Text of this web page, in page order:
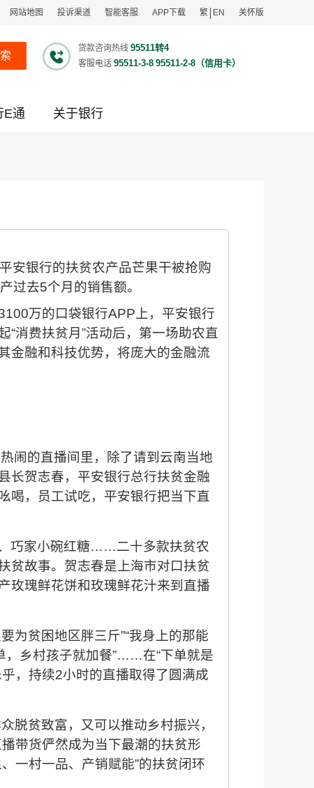
网站地图 投诉渠道 智能客服 APP下载 繁 EN 关怀版
贷款咨询热线 95511转4
客服电话 95511-3-8 95511-2-8（信用卡）
E通 关于银行
安银行的扶贫农产品芒果干被抢购
过去5个月的销售额。
万的口袋银行APP上，平安银行
消费扶贫月”活动后，第一场助农直
金融和科技优势，将庞大的金融流
热闹的直播间里，除了请到云南当地
长贺志春，平安银行总行扶贫金融
喝，员工试吃，平安银行把当下直
巧家小碗红糖……二十多款扶贫农
贫故事。贺志春是上海市对口扶贫
玫瑰鲜花饼和玫瑰鲜花汁来到直播
为贫困地区胖三斤”“我身上的那能
，乡村孩子就加餐”……在“下单就是
，持续2小时的直播取得了圆满成
脱贫致富，又可以推动乡村振兴，
带货俨然成为当下最潮的扶贫形
一村一品、产销赋能”的扶贫闭环